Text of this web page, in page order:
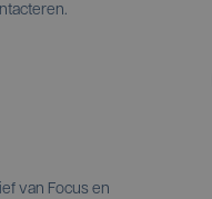
van Focus en